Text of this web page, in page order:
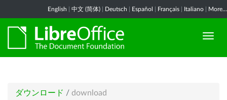
English 中文 (简体) Deutsch Español Français Italiano More...
ダウンロード / download